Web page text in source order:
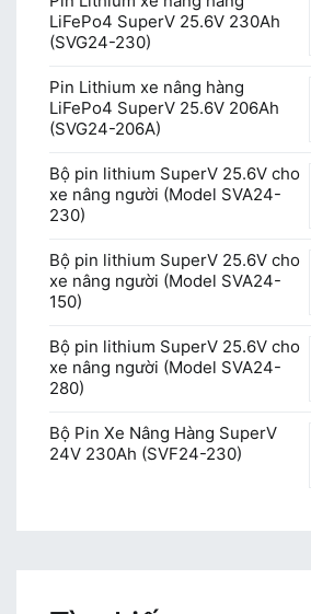
LiFePo4 SuperV 25.6V 230Ah
(SVG24-230)
Pin Lithium xe nâng hàng
LiFePo4 SuperV 25.6V 206Ah
(SVG24-206A)
Bộ pin lithium SuperV 25.6V cho
xe nâng người (Model SVA24-
230)
Bộ pin lithium SuperV 25.6V cho
xe nâng người (Model SVA24-
150)
Bộ pin lithium SuperV 25.6V cho
xe nâng người (Model SVA24-
280)
Bộ Pin Xe Nâng Hàng SuperV
24V 230Ah (SVF24-230)